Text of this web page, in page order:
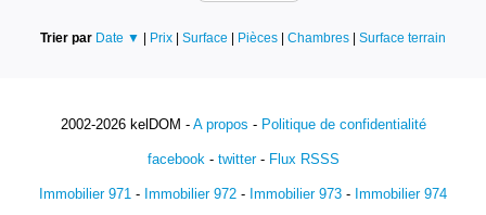
Trier par Date ▼ | Prix | Surface | Pièces | Chambres | Surface terrain
2002-2026 kelDOM - A propos - Politique de confidentialité
facebook- twitter- Flux RSSS
Immobilier 971 - Immobilier 972 - Immobilier 973 - Immobilier 974